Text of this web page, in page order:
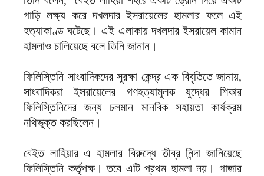
গাড়ি লক্ষ্য করে দখলদার ইসরায়েলের হামলার ফলে এই
হত্যাকাণ্ড ঘটেছে। এই এলাকায় দখলদার ইসরায়েল কামান
হামলাও চালিয়েছে বলে তিনি জানান।
ফিলিস্তিনি সাংবাদিকদের সুরক্ষা কেন্দ্র এক বিবৃতিতে জানায়,
সাংবাদিকরা ইসরায়েলের গণহত্যামূলক যুদ্ধের শিকার
ফিলিস্তিনিদের জন্য চলমান মানবিক সহায়তা কার্যক্রম
নথিভুক্ত করছিলেন।
বেইত লাহিয়ার এ হামলার বিরুদ্ধে তীব্র নিন্দা জানিয়েছে
ফিলিস্তিনি কর্তৃপক্ষ। তবে এটি প্রথম হামলা নয়। গাজার